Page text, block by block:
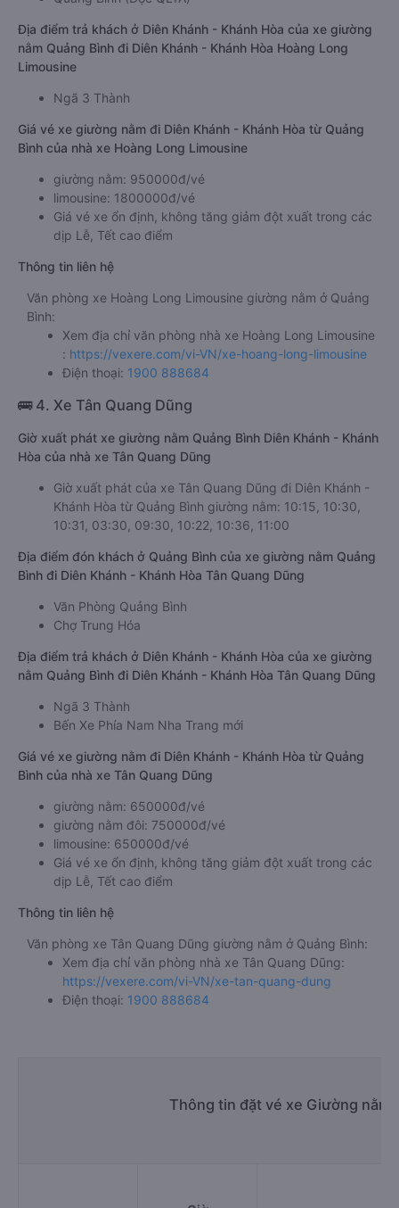
Địa điểm trả khách ở Diên Khánh - Khánh Hòa của xe giường
nằm Quảng Bình đi Diên Khánh - Khánh Hòa Hoàng Long
Limousine
Ngã 3 Thành
Giá vé xe giường nằm đi Diên Khánh - Khánh Hòa từ Quảng
Bình của nhà xe Hoàng Long Limousine
giường nằm: 950000đ/vé
limousine: 1800000đ/vé
Giá vé xe ổn định, không tăng giảm đột xuất trong các
dịp Lễ, Tết cao điểm
Thông tin liên hệ
Văn phòng xe Hoàng Long Limousine giường nằm ở Quảng
Bình:
Xem địa chỉ văn phòng nhà xe Hoàng Long Limousine
: https://vexere.com/vi-VN/xe-hoang-long-limousine
Điện thoại: 1900 888684
🚌 4. Xe Tân Quang Dũng
Giờ xuất phát xe giường nằm Quảng Bình Diên Khánh - Khánh
Hòa của nhà xe Tân Quang Dũng
Giờ xuất phát của xe Tân Quang Dũng đi Diên Khánh -
Khánh Hòa từ Quảng Bình giường nằm: 10:15, 10:30,
10:31, 03:30, 09:30, 10:22, 10:36, 11:00
Địa điểm đón khách ở Quảng Bình của xe giường nằm Quảng
Bình đi Diên Khánh - Khánh Hòa Tân Quang Dũng
Văn Phòng Quảng Bình
Chợ Trung Hóa
Địa điểm trả khách ở Diên Khánh - Khánh Hòa của xe giường
nằm Quảng Bình đi Diên Khánh - Khánh Hòa Tân Quang Dũng
Ngã 3 Thành
Bến Xe Phía Nam Nha Trang mới
Giá vé xe giường nằm đi Diên Khánh - Khánh Hòa từ Quảng
Bình của nhà xe Tân Quang Dũng
giường nằm: 650000đ/vé
giường nằm đôi: 750000đ/vé
limousine: 650000đ/vé
Giá vé xe ổn định, không tăng giảm đột xuất trong các
dịp Lễ, Tết cao điểm
Thông tin liên hệ
Văn phòng xe Tân Quang Dũng giường nằm ở Quảng Bình:
Xem địa chỉ văn phòng nhà xe Tân Quang Dũng:
https://vexere.com/vi-VN/xe-tan-quang-dung
Điện thoại: 1900 888684
Thông tin đặt vé xe Giường nằm